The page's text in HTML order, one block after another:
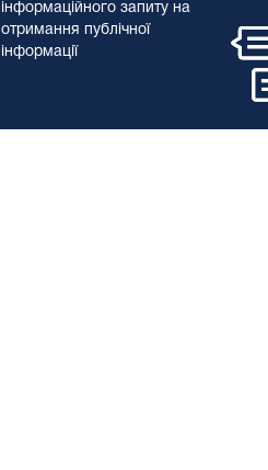
інформаційного запиту на
отримання публічної
інформації